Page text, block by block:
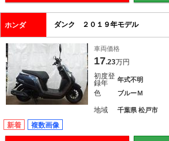
ホンダ ダンク ２０１９年モデル
車両価格
17.23万円
初度登
録年
年式不明
色 ブルーＭ
地域 千葉県 松戸市
新着 複数画像